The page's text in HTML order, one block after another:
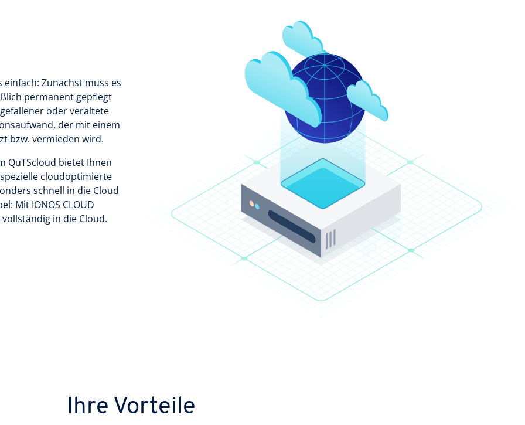
einfach: Zunächst muss es
permanent gepflegt
oder veraltete
der mit einem
bzw. vermieden wird.
QuTScloud bietet Ihnen
spezielle cloudoptimierte
schnell in die Cloud
Mit IONOS CLOUD
in die Cloud.
Ihre Vorteile